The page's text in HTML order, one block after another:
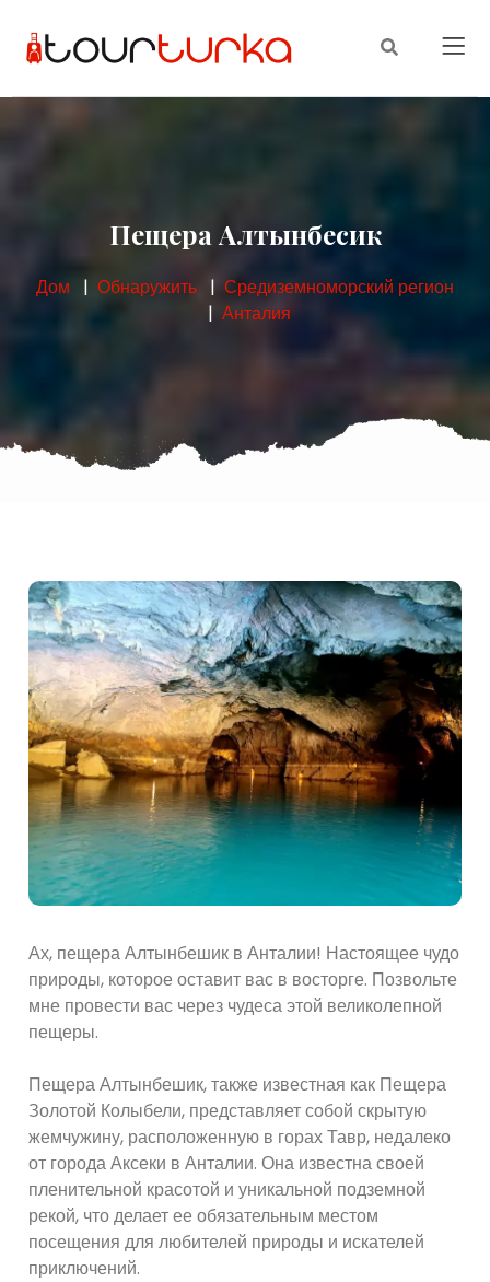
Пещера Алтынбесик
Дом Обнаружить
Средиземноморский регион
Анталия
Ах, пещера Алтынбешик в Анталии! Настоящее чудо
природы, которое оставит вас в восторге. Позвольте
мне провести вас через чудеса этой великолепной
пещеры.
Пещера Алтынбешик, также известная как Пещера
Золотой Колыбели, представляет собой скрытую
жемчужину, расположенную в горах Тавр, недалеко
от города Аксеки в Анталии. Она известна своей
пленительной красотой и уникальной подземной
рекой, что делает ее обязательным местом
посещения для любителей природы и искателей
приключений.